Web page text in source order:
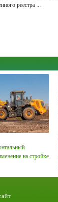
реестра ...
на стройке